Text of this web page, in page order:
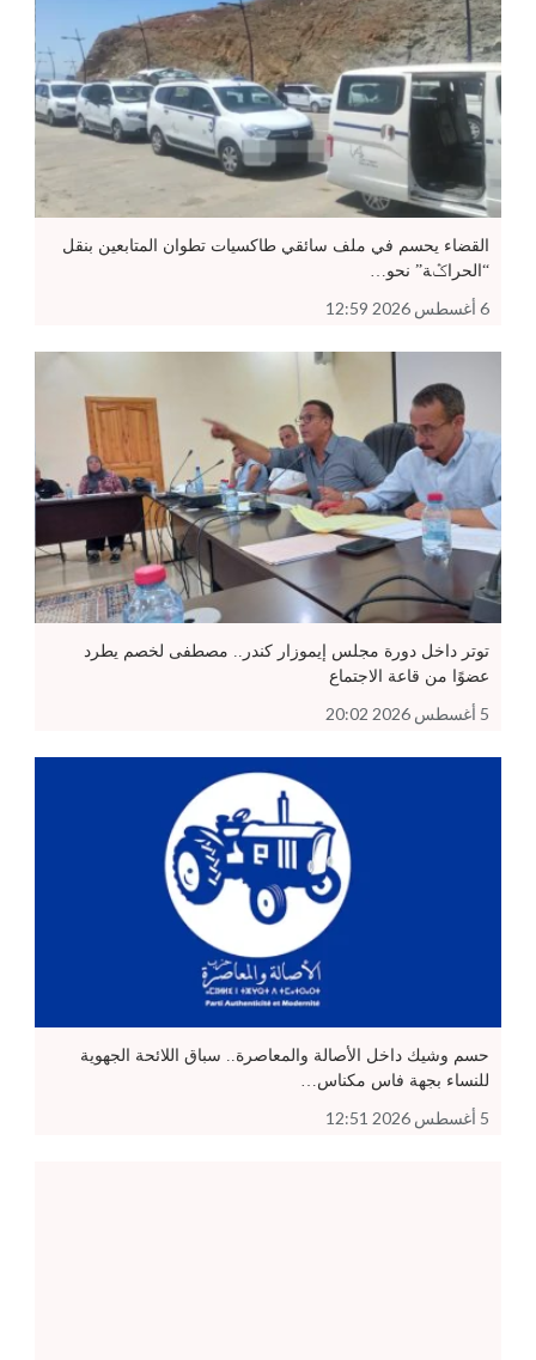
القضاء يحسم في ملف سائقي طاكسيات تطوان المتابعين بنقل
“الحراݣة” نحو…
6 أغسطس 2026 12:59
توتر داخل دورة مجلس إيموزار كندر.. مصطفى لخصم يطرد
عضوًا من قاعة الاجتماع
5 أغسطس 2026 20:02
حسم وشيك داخل الأصالة والمعاصرة.. سباق اللائحة الجهوية
للنساء بجهة فاس مكناس…
5 أغسطس 2026 12:51